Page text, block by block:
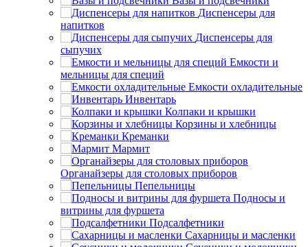
Диспенсеры для
напитков
Диспенсеры для
сыпучих
Емкости и
мельницы для специй
Емкости охладительные
Инвентарь
Колпаки и крышки
Корзины и хлебницы
Креманки
Мармит
Органайзеры для столовых приборов
Пепельницы
Подносы и
витрины для фуршета
Подсалфетники
Сахарницы и масленки